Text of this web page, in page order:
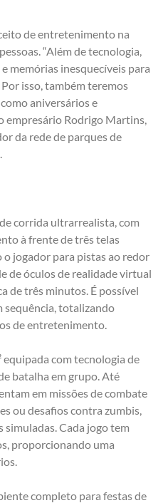
de entretenimento na
“Além de tecnologia,
memórias inesquecíveis para
isso, também teremos
aniversários e
empresário Rodrigo Martins,
da rede de parques de
corrida ultrarrealista, com
à frente de três telas
jogador para pistas ao redor
de óculos de realidade virtual
de três minutos. É possível
sequência, totalizando
de entretenimento.
com tecnologia de
batalha em grupo. Até
em missões de combate
ou desafios contra zumbis,
simuladas. Cada jogo tem
proporcionando uma
completo para festas de